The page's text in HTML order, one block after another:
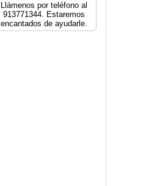
Llámenos por teléfono al
913771344. Estaremos
encantados de ayudarle.